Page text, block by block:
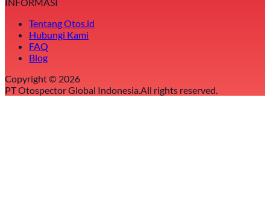
INFORMASI
Tentang Otos.id
Hubungi Kami
FAQ
Blog
Copyright © 2026
PT Otospector Global Indonesia.All rights reserved.